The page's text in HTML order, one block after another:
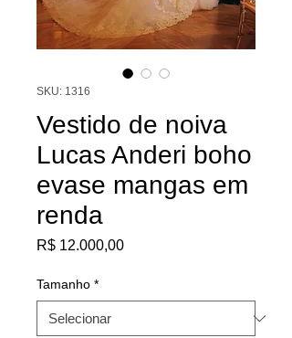
SKU: 1316
Vestido de noiva
Lucas Anderi boho
evase mangas em
renda
R$ 12.000,00Preço
Tamanho *